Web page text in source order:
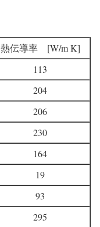
熱伝導率 [W/m K]
113
204
206
230
164
19
93
295